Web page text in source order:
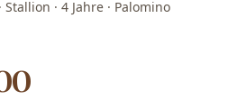
· 4 Jahre · Palomino